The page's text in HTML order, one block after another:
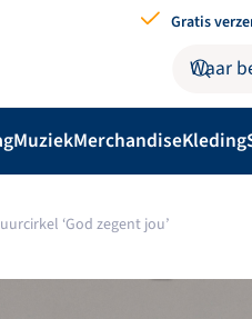
Gratis
MuziekMerchandiseKleding
‘God zegent jou’